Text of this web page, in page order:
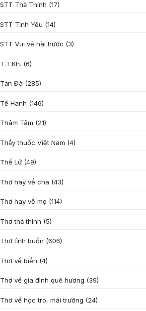
STT Thả Thính (17)
STT Tình Yêu (14)
STT Vui vẻ hài hước (3)
T.T.Kh. (6)
Tản Đà (285)
Tế Hanh (146)
Thâm Tâm (21)
Thầy thuốc Việt Nam (4)
Thế Lữ (49)
Thơ hay về cha (43)
Thơ hay về mẹ (114)
Thơ thả thính (5)
Thơ tình buồn (606)
Thơ về biển (4)
Thơ về gia đình quê hương (39)
Thơ về học trò, mái trường (24)